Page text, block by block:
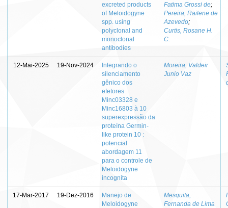
excreted products
of Meloidogyne
spp. using
polyclonal and
monoclonal
antibodies
Fatima Grossi de;
Pereira, Railene de
Azevedo;
Curtis, Rosane H.
C.
12-Mai-2025 19-Nov-2024
Integrando o
silenciamento
gênico dos
efetores
Minc03328 e
Minc16803 à 10
superexpressão da
proteína Germin-
like protein 10 :
potencial
abordagem 11
para o controle de
Meloidogyne
incognita
Moreira, Valdeir
Junio Vaz
17-Mar-2017 19-Dez-2016
Manejo de
Meloidogyne
Mesquita,
Fernanda de Lima